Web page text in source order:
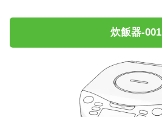
炊飯器-001